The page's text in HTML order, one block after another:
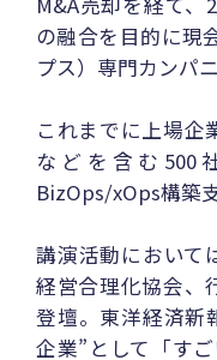
の融合を目的に現
プス）専門カンパ
これまでに上場企
などを含む500
BizOps/xOps構築
講演活動において
経営合理化協会、
登壇。東洋経済新
企業”として「す